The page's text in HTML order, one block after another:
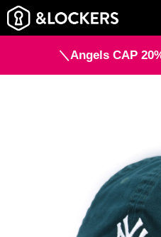
＼Angels CAP